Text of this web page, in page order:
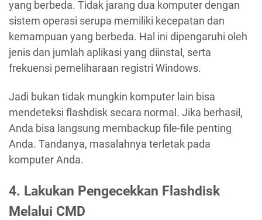
yang berbeda. Tidak jarang dua komputer dengan
sistem operasi serupa memiliki kecepatan dan
kemampuan yang berbeda. Hal ini dipengaruhi oleh
jenis dan jumlah aplikasi yang diinstal, serta
frekuensi pemeliharaan registri Windows.
Jadi bukan tidak mungkin komputer lain bisa
mendeteksi flashdisk secara normal. Jika berhasil,
Anda bisa langsung membackup file-file penting
Anda. Tandanya, masalahnya terletak pada
komputer Anda.
4. Lakukan Pengecekkan Flashdisk
Melalui CMD